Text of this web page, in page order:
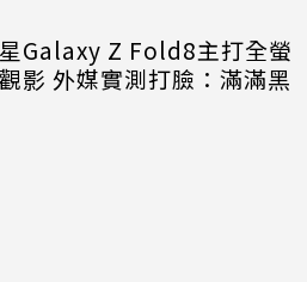
Galaxy Z Fold8主打全螢
影 外媒實測打臉：滿滿黑